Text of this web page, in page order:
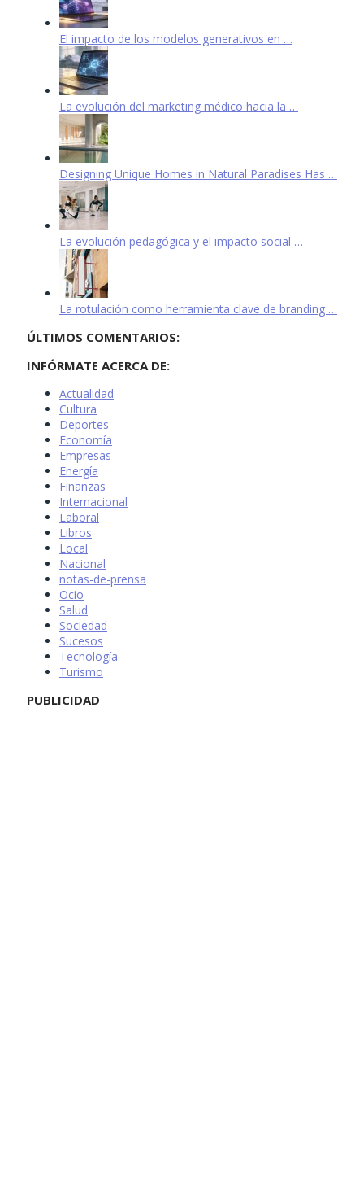
El impacto de los modelos generativos en …
La evolución del marketing médico hacia la …
Designing Unique Homes in Natural Paradises Has …
La evolución pedagógica y el impacto social …
La rotulación como herramienta clave de branding …
ÚLTIMOS COMENTARIOS:
INFÓRMATE ACERCA DE:
Actualidad
Cultura
Deportes
Economía
Empresas
Energía
Finanzas
Internacional
Laboral
Libros
Local
Nacional
notas-de-prensa
Ocio
Salud
Sociedad
Sucesos
Tecnología
Turismo
PUBLICIDAD